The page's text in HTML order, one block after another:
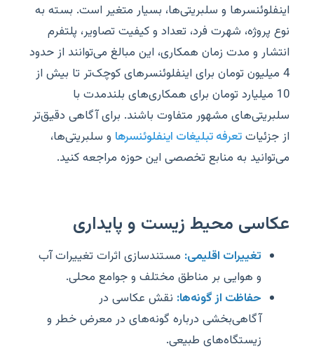
اینفلوئنسرها و سلبریتی‌ها، بسیار متغیر است. بسته به
نوع پروژه، شهرت فرد، تعداد و کیفیت تصاویر، پلتفرم
انتشار و مدت زمان همکاری، این مبالغ می‌توانند از حدود
4 میلیون تومان برای اینفلوئنسرهای کوچک‌تر تا بیش از
10 میلیارد تومان برای همکاری‌های بلندمدت با
سلبریتی‌های مشهور متفاوت باشند. برای آگاهی دقیق‌تر
از جزئیاتتعرفه تبلیغات اینفلوئنسرها و سلبریتی‌ها،
می‌توانید به منابع تخصصی این حوزه مراجعه کنید.
عکاسی محیط زیست و پایداری
تغییرات اقلیمی: مستندسازی اثرات تغییرات آب
و هوایی بر مناطق مختلف و جوامع محلی.
حفاظت از گونه‌ها: نقش عکاسی در
آگاهی‌بخشی درباره گونه‌های در معرض خطر و
زیستگاه‌های طبیعی.